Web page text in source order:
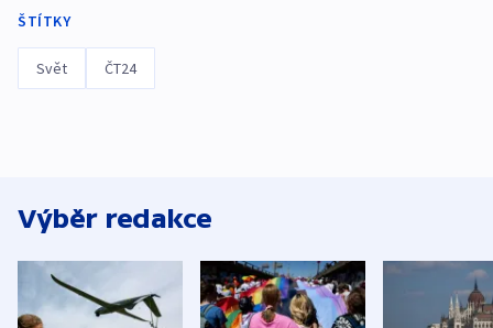
ŠTÍTKY
Svět ČT24
Výběr redakce